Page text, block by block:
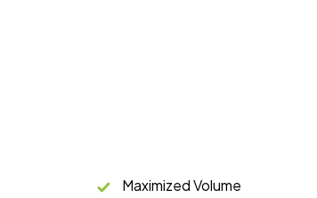
Maximized Volume